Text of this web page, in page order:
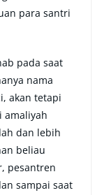
para santri
pada saat
nama
akan tetapi
amaliyah
dan lebih
beliau
pesantren
sampai saat